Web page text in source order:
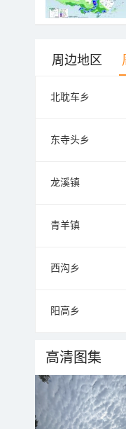
周边地区
北耽车乡
东寺头乡
龙溪镇
青羊镇
西沟乡
阳高乡
高清图集